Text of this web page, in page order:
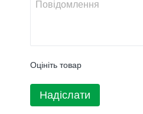
Оцініть товар
Надіслати